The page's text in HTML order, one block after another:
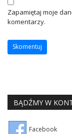
Zapamiętaj moje
komentarzy.
BĄDŹMY W
Facebook